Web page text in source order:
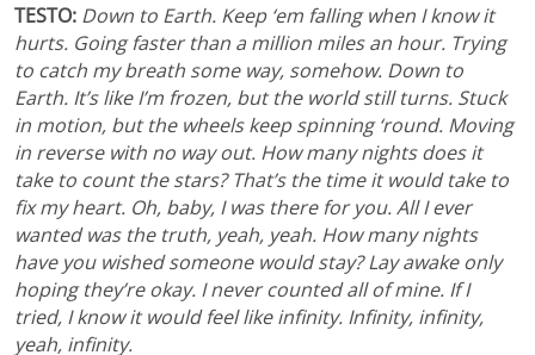
TESTO: Down to Earth. Keep ‘em falling when I know it
hurts. Going faster than a million miles an hour. Trying
to catch my breath some way, somehow. Down to
Earth. It’s like I’m frozen, but the world still turns. Stuck
in motion, but the wheels keep spinning ‘round. Moving
in reverse with no way out. How many nights does it
take to count the stars? That’s the time it would take to
fix my heart. Oh, baby, I was there for you. All I ever
wanted was the truth, yeah, yeah. How many nights
have you wished someone would stay? Lay awake only
hoping they’re okay. I never counted all of mine. If I
tried, I know it would feel like infinity. Infinity, infinity,
yeah, infinity.